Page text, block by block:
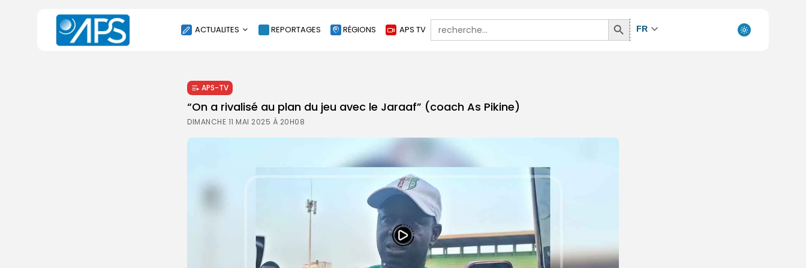
ACTUALITES
SOCIÉTÉ
ÉCONOMIE
CULTURE
REPORTAGES RÉGIONS APS TV
Search
for:
Search
Button
FR
APS-TV
“On a rivalisé au plan du jeu avec le Jaraaf” (coach As Pikine)
DIMANCHE 11 MAI 2025 À 20H08